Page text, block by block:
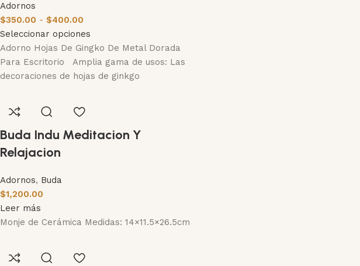
Adornos
$350.00 - $400.00
Seleccionar opciones
Adorno Hojas De Gingko De Metal Dorada
Para Escritorio Amplia gama de usos: Las
decoraciones de hojas de ginkgo
Buda Indu Meditacion Y
Relajacion
Adornos, Buda
$1,200.00
Leer más
Monje de Cerámica Medidas: 14×11.5×26.5cm